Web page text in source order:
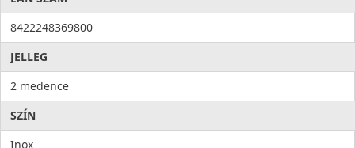
8422248369800
JELLEG
2 medence
SZÍN
Inox